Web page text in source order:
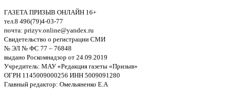
ГАЗЕТА ПРИЗЫВ ОНЛАЙН 16+
тел.8 496(79)4-03-77
почта: prizyv.online@yandex.ru
Свидетельство о регистрации СМИ
№ ЭЛ № ФС 77 – 76848
выдано Роскомнадзор от 24.09.2019
Учредитель: МАУ «Редакция газеты «Призыв»
ОГРН 1145009000256 ИНН 5009091280
Главный редактор: Омельяненко Е.А